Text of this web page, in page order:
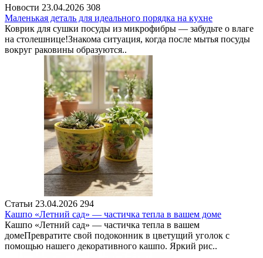
Новости 23.04.2026 308
Маленькая деталь для идеального порядка на кухне
Коврик для сушки посуды из микрофибры — забудьте о влаге
на столешнице!Знакома ситуация, когда после мытья посуды
вокруг раковины образуются..
Статьи 23.04.2026 294
Кашпо «Летний сад» — частичка тепла в вашем доме
Кашпо «Летний сад» — частичка тепла в вашем
домеПревратите свой подоконник в цветущий уголок с
помощью нашего декоративного кашпо. Яркий рис..